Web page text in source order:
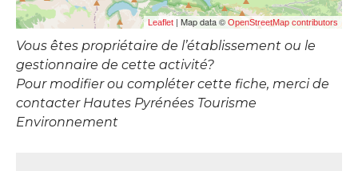
Leaflet | Map data © OpenStreetMap contributors
Vous êtes propriétaire de l’établissement ou le
gestionnaire de cette activité?
Pour modifier ou compléter cette fiche, merci de
contacter Hautes Pyrénées Tourisme
Environnement